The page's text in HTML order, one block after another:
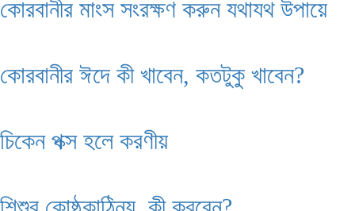
কোরবানীর মাংস সংরক্ষণ করুন যথাযথ উপায়ে
কোরবানীর ঈদে কী খাবেন, কতটুকু খাবেন?
চিকেন পক্স হলে করণীয়